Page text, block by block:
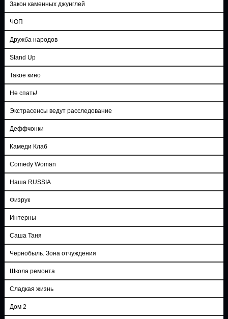
Закон каменных джунглей
ЧОП
Дружба народов
Stand Up
Такое кино
Не спать!
Экстрасенсы ведут расследование
Деффчонки
Камеди Клаб
Comedy Woman
Наша RUSSIA
Физрук
Интерны
Саша Таня
Чернобыль. Зона отчуждения
Школа ремонта
Сладкая жизнь
Дом 2